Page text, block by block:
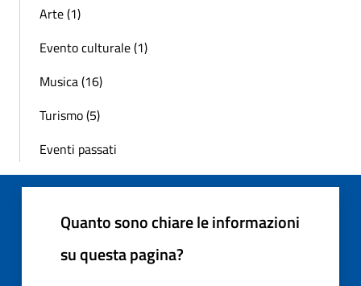
Arte (1)
Evento culturale (1)
Musica (16)
Turismo (5)
Eventi passati
Quanto sono chiare le informazioni
su questa pagina?